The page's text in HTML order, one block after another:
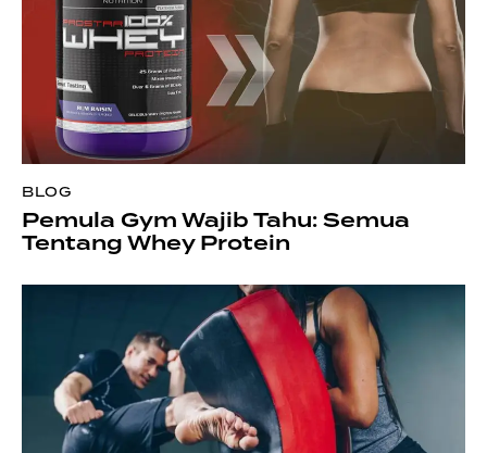
BLOG
Pemula Gym Wajib Tahu: Semua
Tentang Whey Protein